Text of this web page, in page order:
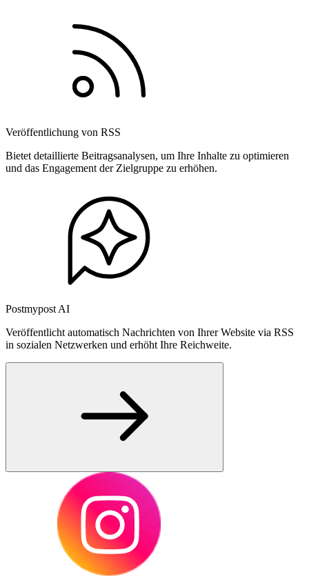
Veröffentlichung von RSS
Bietet detaillierte Beitragsanalysen, um Ihre Inhalte zu optimieren
und das Engagement der Zielgruppe zu erhöhen.
Postmypost AI
Veröffentlicht automatisch Nachrichten von Ihrer Website via RSS
in sozialen Netzwerken und erhöht Ihre Reichweite.